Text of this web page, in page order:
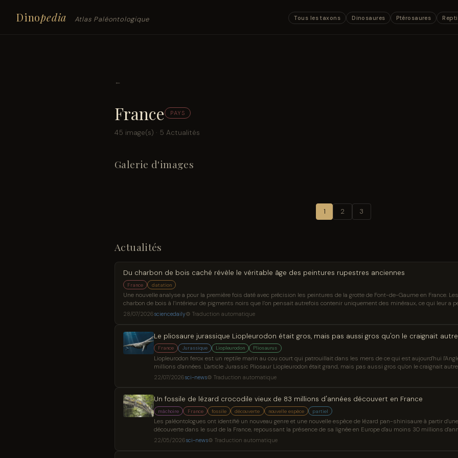
Dinopedia Atlas Paléontologique Tous les taxons Dinosaures Ptérosaures
←
France PAYS
45 image(s) · 5 Actualités
Galerie d'images
1 2 3
Actualités
Du charbon de bois caché révèle le véritable âge des peintures rupestres anciennes
France datation
Une nouvelle analyse a pour la première fois daté avec précision les peintures de la grotte de Font-de-Gaume en France.
charbon de bois à l’intérieur de pigments noirs que l’on pensait autrefois contenir uniquement des minéraux, ce qui leur a
radiocarbone. Les résultats montrent qu'un bison a été peint il y a environ 13 000 ans, tandis que des sections d'une figure
cours de plusieurs périodes très éloignées.
28/07/2026sciencedaily⚙ Traduction automatique
Le pliosaure jurassique Liopleurodon était gros, mais pas aussi gros qu'on le craignait
France Jurassique Liopleurodon Pliosaurus
Liopleurodon ferox est un reptile marin au cou court qui patrouillait dans les mers de ce qui est aujourd'hui
millions d'années. L'article Jurassic Pliosaur Liopleurodon était grand, mais pas aussi gros qu'on le craignait
Breaking Science News.
22/07/2026sci-news⚙ Traduction automatique
Un fossile de lézard crocodile vieux de 83 millions d'années découvert en France
mâchoire France fossile découverte nouvelle espèce partiel
Les paléontologues ont identifié un nouveau genre et une nouvelle espèce de lézard pan-shinisaure à partir
découverte dans le sud de la France, repoussant la présence de sa lignée en Europe d'au moins 30 millions
crocodile vieux de 83 millions d'années découvert en France est apparu en premier sur Sci.News : Breaking
22/05/2026sci-news⚙ Traduction automatique